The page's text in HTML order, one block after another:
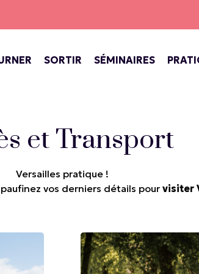
SORTIR SÉMINAIRES
et Transport
Versailles pratique !
vos derniers détails pourvisiter